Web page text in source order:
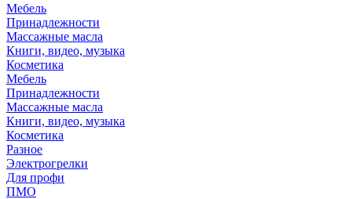
Мебель
Принадлежности
Массажные масла
Книги, видео, музыка
Косметика
Мебель
Принадлежности
Массажные масла
Книги, видео, музыка
Косметика
Разное
Электрогрелки
Для профи
ПМО